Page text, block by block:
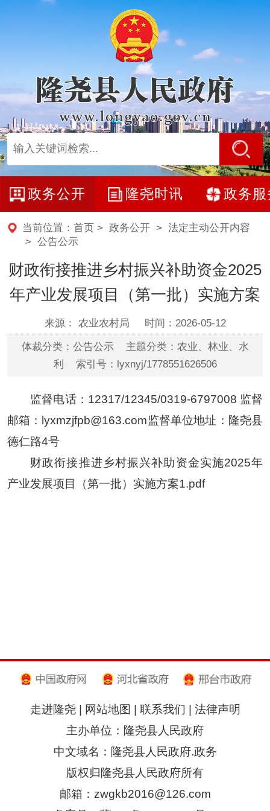
政务公开 隆尧时讯 政务服
当前位置： 首页 > 政务公开> 法定主动公开内容
> 公告公示
财政衔接推进乡村振兴补助资金2025
年产业发展项目（第一批）实施方案
来源： 农业农村局 时间：2026-05-12
体裁分类：公告公示 主题分类：农业、林业、水
利 索引号：lyxnyj/1778551626506
监督电话：12317/12345/0319-6797008 监督
邮箱：lyxmzjfpb@163.com监督单位地址：隆尧县
德仁路4号
财政衔接推进乡村振兴补助资金实施2025年
产业发展项目（第一批）实施方案1.pdf
走进隆尧| 网站地图 联系我们
法律声明
主办单位：隆尧县人民政府
中文域名：隆尧县人民政府.政务
版权归隆尧县人民政府所有
邮箱：zwgkb2016@126.com